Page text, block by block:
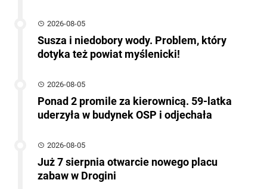
2026-08-05
Susza i niedobory wody. Problem, który
dotyka też powiat myślenicki!
2026-08-05
Ponad 2 promile za kierownicą. 59-latka
uderzyła w budynek OSP i odjechała
2026-08-05
Już 7 sierpnia otwarcie nowego placu
zabaw w Drogini